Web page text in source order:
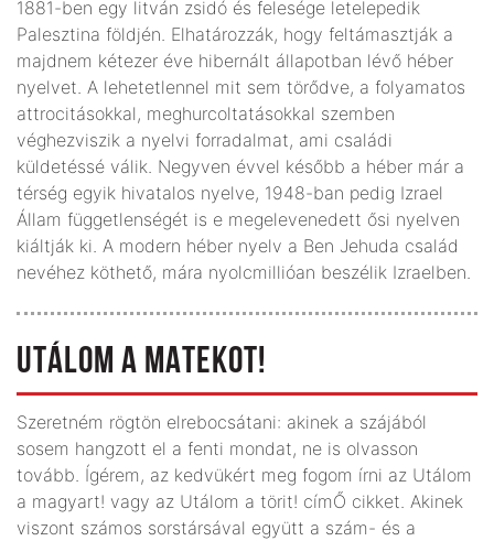
1881-ben egy litván zsidó és felesége letelepedik
Palesztina földjén. Elhatározzák, hogy feltámasztják a
majdnem kétezer éve hibernált állapotban lévő héber
nyelvet. A lehetetlennel mit sem törődve, a folyamatos
attrocitásokkal, meghurcoltatásokkal szemben
véghezviszik a nyelvi forradalmat, ami családi
küldetéssé válik. Negyven évvel később a héber már a
térség egyik hivatalos nyelve, 1948-ban pedig Izrael
Állam függetlenségét is e megelevenedett ősi nyelven
kiáltják ki. A modern héber nyelv a Ben Jehuda család
nevéhez köthető, mára nyolcmillióan beszélik Izraelben.
UTÁLOM A MATEKOT!
Szeretném rögtön elrebocsátani: akinek a szájából
sosem hangzott el a fenti mondat, ne is olvasson
tovább. Ígérem, az kedvükért meg fogom írni az Utálom
a magyart! vagy az Utálom a törit! címŐ cikket. Akinek
viszont számos sorstársával együtt a szám- és a